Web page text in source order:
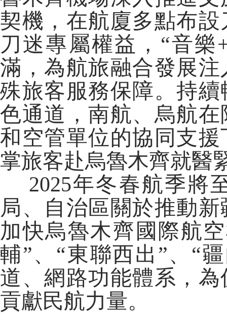
契機，在航廈多點布
刀迷專屬權益，“音
滿，為航旅融合發展
殊旅客服務保障。持
色通道，南航、烏航
和空管單位的協同支
掌旅客赴烏魯木齊就醫
2025年冬春航季將
局、自治區關於推動
加快烏魯木齊國際航
輔”、“東聯西出”、“
道、網路功能體系，
貢獻民航力量。